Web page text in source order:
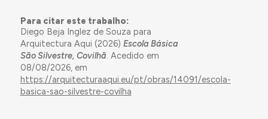
Para citar este trabalho:
Diego Beja Inglez de Souza para
Arquitectura Aqui (2026) Escola Básica
São Silvestre, Covilhã . Acedido em
08/08/2026, em
https://arquitecturaaqui.eu/pt/obras/14091/escola-
basica-sao-silvestre-covilha